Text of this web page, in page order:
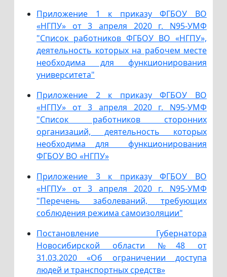
Приложение 1 к приказу ФГБОУ ВО
«НГПУ» от 3 апреля 2020 г. N95-УМФ
"Список работников ФГБОУ ВО «НГПУ»,
деятельность которых на рабочем месте
необходима для функционирования
университета"
Приложение 2 к приказу ФГБОУ ВО
«НГПУ» от 3 апреля 2020 г. N95-УМФ
"Список работников сторонних
организаций, деятельность которых
необходима для функционирования
ФГБОУ ВО «НГПУ»
Приложение 3 к приказу ФГБОУ ВО
«НГПУ» от 3 апреля 2020 г. N95-УМФ
"Перечень заболеваний, требующих
соблюдения режима самоизоляции"
Постановление Губернатора
Новосибирской области №48 от
31.03.2020 «Об ограничении доступа
людей и транспортных средств»